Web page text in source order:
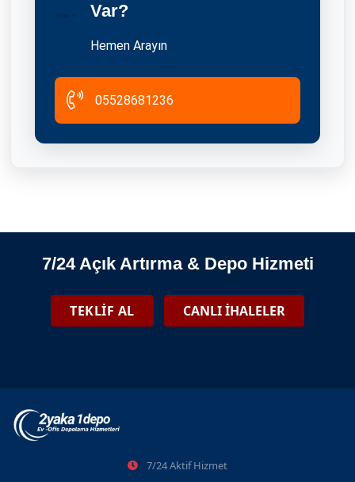
25.09.2021
Tuzla Eşya Depolama Ve Tasfiye İhaleleri
Güngören Eşya Depolama Ve Tasfiye İhaleleri
2026-06-08
Var?
Hemen Arayın
05528681236
7/24 Açık Artırma & Depo Hizmeti
TEKLİF AL CANLI İHALELER
7/24 Aktif Hizmet